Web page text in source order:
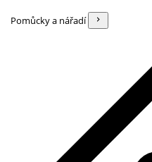
Pomůcky a nářadí